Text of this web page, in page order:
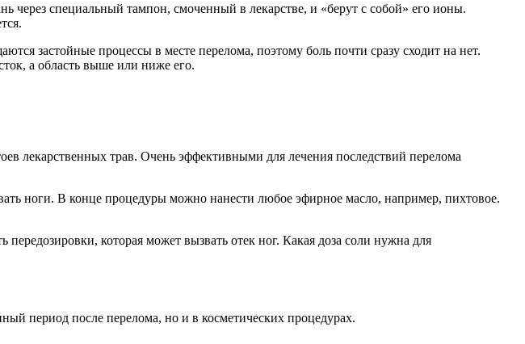
через специальный тампон, смоченный в лекарстве, и «берут с собой» его ионы.
застойные процессы в месте перелома, поэтому боль почти сразу сходит на нет.
а область выше или ниже его.
лекарственных трав. Очень эффективными для лечения последствий перелома
ноги. В конце процедуры можно нанести любое эфирное масло, например, пихтовое.
которая может вызвать отек ног. Какая доза соли нужна для
период после перелома, но и в косметических процедурах.